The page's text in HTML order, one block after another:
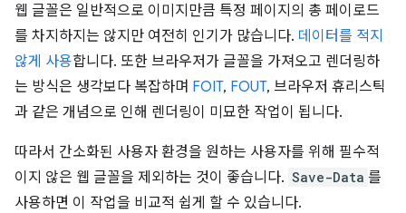
웹 글꼴은 일반적으로 이미지만큼 특정 페이지의 총 페이로드
를 차지하지는 않지만 여전히 인기가 많습니다. 데이터를 적지
않게 사용합니다. 또한 브라우저가 글꼴을 가져오고 렌더링하
는 방식은 생각보다 복잡하며 FOIT, FOUT, 브라우저 휴리스틱
과 같은 개념으로 인해 렌더링이 미묘한 작업이 됩니다.
따라서 간소화된 사용자 환경을 원하는 사용자를 위해 필수적
이지 않은 웹 글꼴을 제외하는 것이 좋습니다. Save-Data 를
사용하면 이 작업을 비교적 쉽게 할 수 있습니다.